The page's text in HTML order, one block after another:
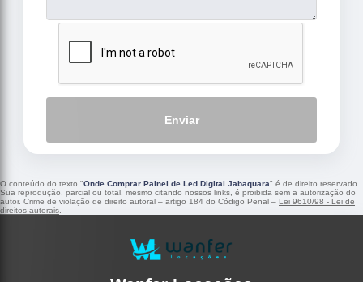
Enviar
O conteúdo do texto "Onde Comprar Painel de Led Digital Jabaquara" é de direito reservado.
Sua reprodução, parcial ou total, mesmo citando nossos links, é proibida sem a autorização do
autor. Crime de violação de direito autoral – artigo 184 do Código Penal – Lei 9610/98 - Lei de
direitos autorais